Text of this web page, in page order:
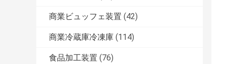
商業ビュッフェ装置 (42)
商業冷蔵庫冷凍庫 (114)
食品加工装置 (76)